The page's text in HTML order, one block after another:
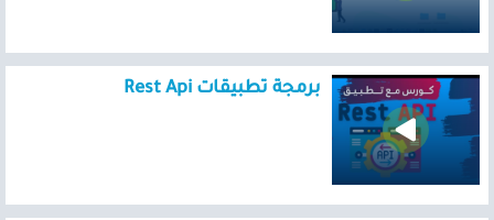
برمجة تطبيقات Rest Api